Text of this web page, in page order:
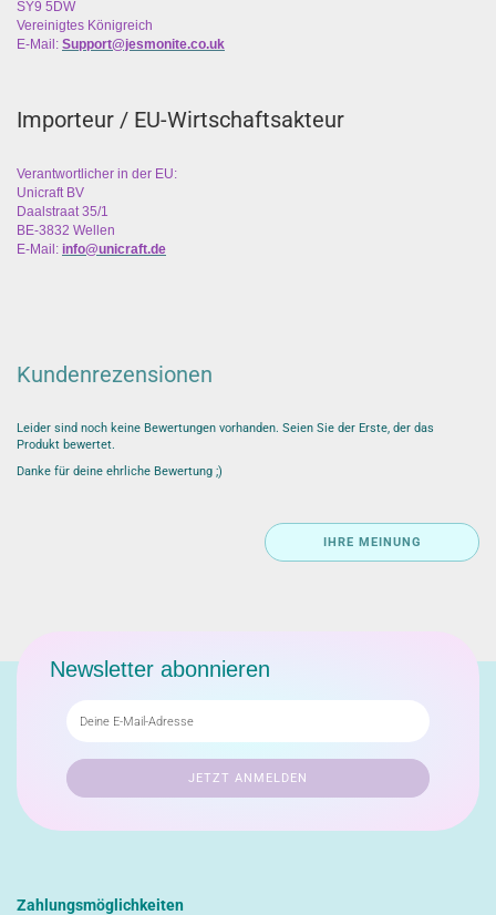
SY9 5DW
Vereinigtes Königreich
E-Mail: Support@jesmonite.co.uk
Importeur / EU-Wirtschaftsakteur
Verantwortlicher in der EU:
Unicraft BV
Daalstraat 35/1
BE-3832 Wellen
E-Mail: info@unicraft.de
Kundenrezensionen
Leider sind noch keine Bewertungen vorhanden. Seien Sie der Erste, der das
Produkt bewertet.
Danke für deine ehrliche Bewertung ;)
IHRE MEINUNG
Newsletter abonnieren
Zahlungsmöglichkeiten